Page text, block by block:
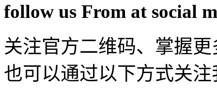
follow us From at social
关注官方二维码、掌握
也可以通过以下方式关注